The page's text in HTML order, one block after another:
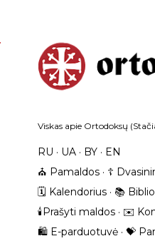
Viskas apie Ortodoksų
RU UA BY
EN
⛪️ Pamaldos
☦️
🗓️ Kalendorius
📚
🕯️Prašyti maldos
✉️
🛍️ E-parduotuvė
💝